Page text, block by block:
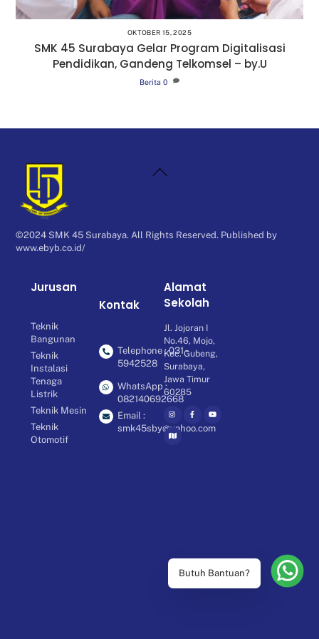
Butuh Bantuan?
OKTOBER 15, 2025
SMK 45 Surabaya Gelar Program Digitalisasi
Pendidikan, Gandeng Telkomsel – by.U
Berita 0
Back
To
©2024 SMK 45 Surabaya. All Rights Reserved. Published by
www.ebyb.co.id/
Jurusan
Teknik
Bangunan
Teknik
Instalasi
Tenaga
Listrik
Teknik Mesin
Teknik
Otomotif
Kontak
Telephone : 031 -
5942528
WhatsApp :
082140692668
Email :
smk45sby@yahoo.com
Alamat
Sekolah
Jl. Jojoran I
No.46, Mojo,
Kec. Gubeng,
Surabaya,
Jawa Timur
60285